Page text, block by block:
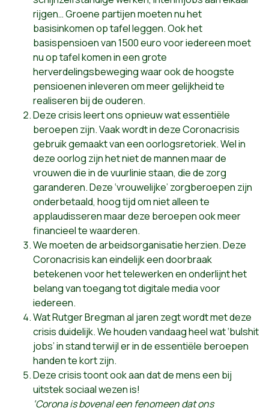
rijgen… Groene partijen moeten nu het
basisinkomen op tafel leggen. Ook het
basispensioen van 1500 euro voor iedereen moet
nu op tafel komen in een grote
herverdelingsbeweging waar ook de hoogste
pensioenen inleveren om meer gelijkheid te
realiseren bij de ouderen.
Deze crisis leert ons opnieuw wat essentiële
beroepen zijn. Vaak wordt in deze Coronacrisis
gebruik gemaakt van een oorlogsretoriek. Wel in
deze oorlog zijn het niet de mannen maar de
vrouwen die in de vuurlinie staan, die de zorg
garanderen. Deze ‘vrouwelijke’ zorgberoepen zijn
onderbetaald, hoog tijd om niet alleen te
applaudisseren maar deze beroepen ook meer
financieel te waarderen.
We moeten de arbeidsorganisatie herzien. Deze
Coronacrisis kan eindelijk een doorbraak
betekenen voor het telewerken en onderlijnt het
belang van toegang tot digitale media voor
iedereen.
Wat Rutger Bregman al jaren zegt wordt met deze
crisis duidelijk. We houden vandaag heel wat ‘bulshit
jobs’ in stand terwijl er in de essentiële beroepen
handen te kort zijn.
Deze crisis toont ook aan dat de mens een bij
uitstek sociaal wezen is!
‘Corona is bovenal een fenomeen dat ons